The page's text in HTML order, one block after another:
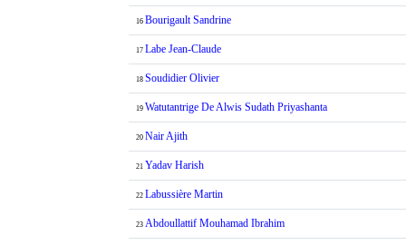
16 Bourigault Sandrine
17 Labe Jean-Claude
18 Soudidier Olivier
19 Watutantrige De Alwis Sudath Priyashanta
20 Nair Ajith
21 Yadav Harish
22 Labussière Martin
23 Abdoullattif Mouhamad Ibrahim